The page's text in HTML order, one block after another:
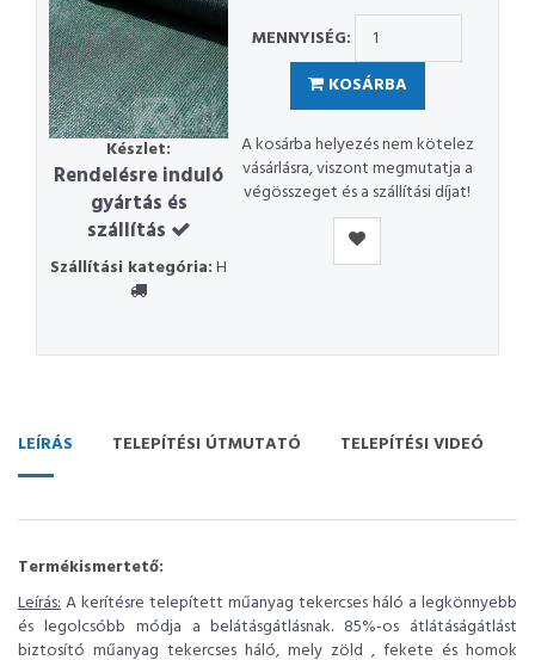
Készlet:
Rendelésre induló
gyártás és
szállítás
Szállítási kategória:H
MENNYISÉG:
KOSÁRBA
A kosárba helyezés nem kötelez
vásárlásra, viszont megmutatja a
végösszeget és a szállítási díjat!
LEÍRÁS TELEPÍTÉSI ÚTMUTATÓ TELEPÍTÉSI VIDEÓ
Termékismertető:
Leírás:A kerítésre telepített műanyag tekercses háló a legkönnyebb
és legolcsóbb módja a belátásgátlásnak. 85%-os átlátáságátlást
biztosító műanyag tekercses háló, mely zöld , fekete és homok